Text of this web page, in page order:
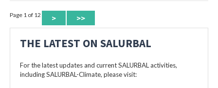
Page 1 of 12 > >>
THE LATEST ON SALURBAL
For the latest updates and current SALURBAL activities,
including SALURBAL-Climate, please visit: